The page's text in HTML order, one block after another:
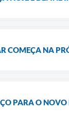
COMEÇA NA
PARA O